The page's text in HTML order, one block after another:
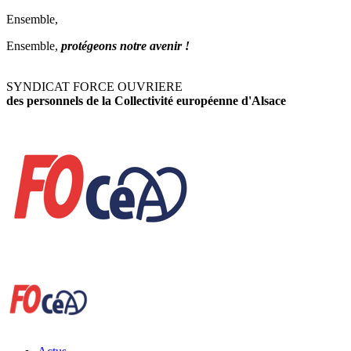
Ensemble,
Ensemble, protégeons notre avenir !
SYNDICAT FORCE OUVRIERE
des personnels de la Collectivité européenne d'Alsace